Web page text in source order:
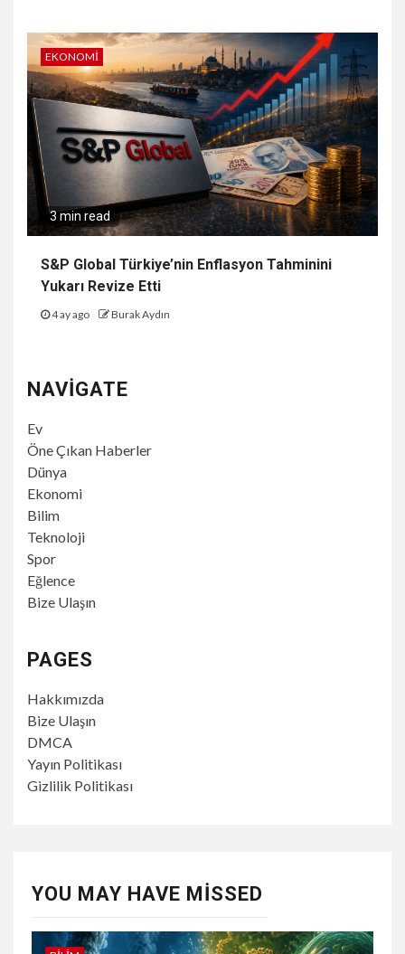
EKONOMI
3 min read
S&P Global Türkiye’nin Enflasyon Tahminini
Yukarı Revize Etti
4 ay ago Burak Aydın
NAVIGATE
Ev
Öne Çıkan Haberler
Dünya
Ekonomi
Bilim
Teknoloji
Spor
Eğlence
Bize Ulaşın
PAGES
Hakkımızda
Bize Ulaşın
DMCA
Yayın Politikası
Gizlilik Politikası
YOU MAY HAVE MISSED